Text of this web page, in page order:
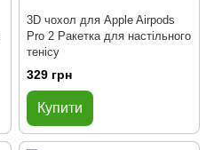
3D чохол для Apple Airpods
Pro 2 Ракетка для настільного
тенісу
329 грн
Купити